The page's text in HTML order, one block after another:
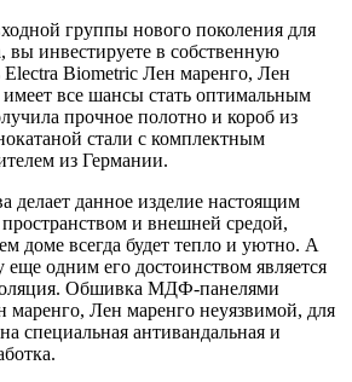
группы нового поколения для
вы инвестируете в собственную
Electra Biometric Лен маренго, Лен
все шансы стать оптимальным
прочное полотно и короб из
стали с комплектным
из Германии.
делает данное изделие настоящим
и внешней средой,
доме всегда будет тепло и уютно. А
еще одним его достоинством является
Обшивка МДФ-панелями
маренго, Лен маренго неуязвимой, для
специальная антивандальная и